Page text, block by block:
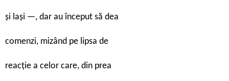
și lași —, dar au început să dea
comenzi, mizând pe lipsa de
reacție a celor care, din prea